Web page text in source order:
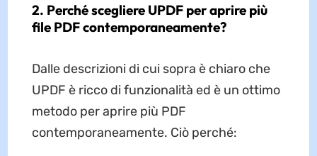
2. Perché scegliere UPDF per aprire più
file PDF contemporaneamente?
Dalle descrizioni di cui sopra è chiaro che
UPDF è ricco di funzionalità ed è un ottimo
metodo per aprire più PDF
contemporaneamente. Ciò perché: